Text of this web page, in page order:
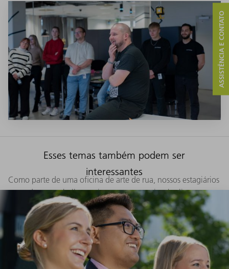
Como parte de uma oficina de arte de rua, nossos estagiários
e estudantes trabalharam juntos com o artista berlinense
HÜLPMAN para criar um mundo visual colorido e emocional
para o novo centro de formação e especialização em
Ditzingen.
SAIBA MAIS
Esses temas também podem ser
interessantes
ASSISTÊNCIA E CONTATO